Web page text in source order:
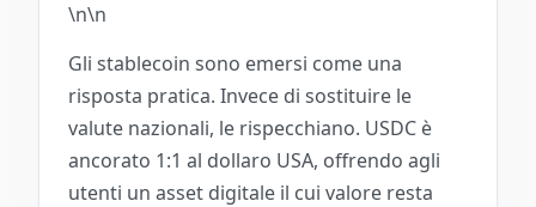
\n\n
Gli stablecoin sono emersi come una
risposta pratica. Invece di sostituire le
valute nazionali, le rispecchiano. USDC è
ancorato 1:1 al dollaro USA, offrendo agli
utenti un asset digitale il cui valore resta